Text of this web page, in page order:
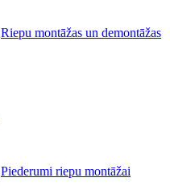
Riepu montāžas un demontāžas
Piederumi riepu montāžai